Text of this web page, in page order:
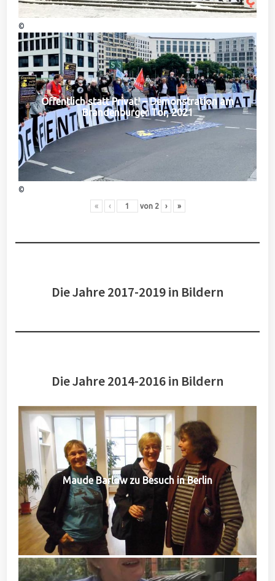
©
Öffentlich statt Privat! – Demonstration am
Brandenburger Tor, 2021
©
« ‹ von 2 › »
Die Jahre 2017-2019 in Bildern
Die Jahre 2014-2016 in Bildern
Maude Barlow zu Besuch in Berlin